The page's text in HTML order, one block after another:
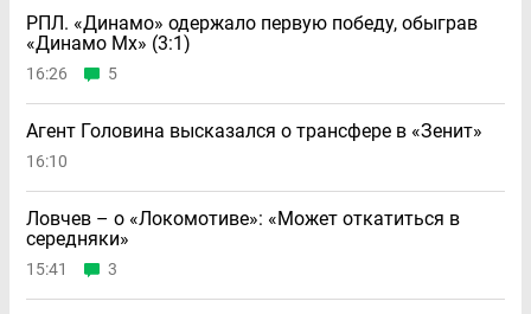
РПЛ. «Динамо» одержало первую победу, обыграв
«Динамо Мх» (3:1)
16:26 5
Агент Головина высказался о трансфере в «Зенит»
16:10
Ловчев – о «Локомотиве»: «Может откатиться в
середняки»
15:41 3